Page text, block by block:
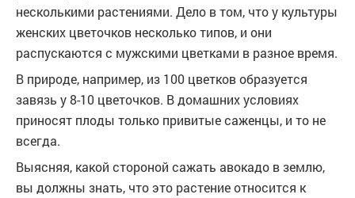
несколькими растениями. Дело в том, что у культуры
женских цветочков несколько типов, и они
распускаются с мужскими цветками в разное время.
В природе, например, из 100 цветков образуется
завязь у 8-10 цветочков. В домашних условиях
приносят плоды только привитые саженцы, и то не
всегда.
Выясняя, какой стороной сажать авокадо в землю,
вы должны знать, что это растение относится к